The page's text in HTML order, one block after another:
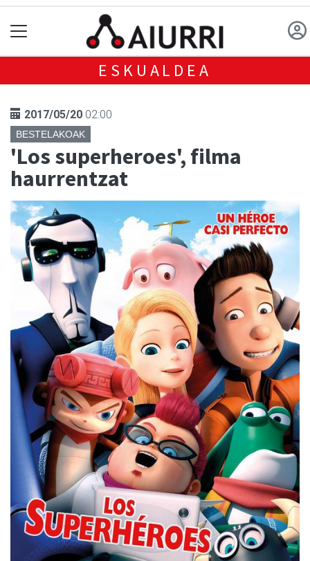
ESKUALDEA
2017/05/20 02:00
BESTELAKOAK
'Los superheroes', filma
haurrentzat